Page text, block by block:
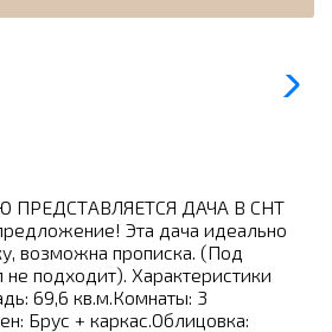
ДАЧА В СНТ
Эта дача идеально
возможна прописка. (Под
не подходит). Характеристики
69,6 кв.м.Комнаты: 3
Брус + каркас.Облицовка: